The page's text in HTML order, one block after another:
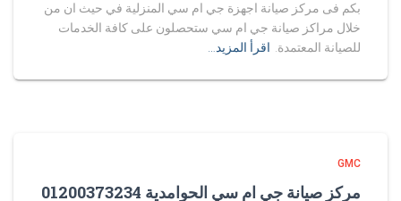
بكم فى مركز صيانة اجهزة جي ام سي المنزلية في حيث ان من
خلال مراكز صيانة جي ام سي ستحصلون على كافة الخدمات
للصيانة المعتمدة.
اقرأ المزيد…
GMC
مركز صيانة جي ام سي الحوامدية 01200373234